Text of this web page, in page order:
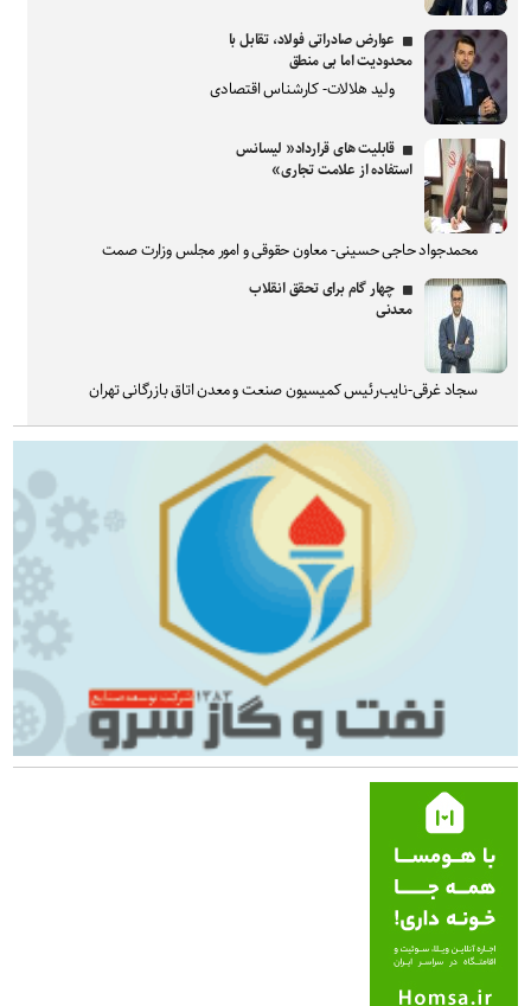
عوارض صادراتی فولاد، تقابل با
محدودیت اما بی منطق
ولید هلالات- کارشناس اقتصادی
قابلیت های قرارداد« لیسانس
استفاده از علامت تجاری»
محمدجواد حاجی حسینی- معاون حقوقی و امور مجلس وزارت صمت
چهار گام برای تحقق انقلاب
معدنی
سجاد غرقی-نایب‌رئیس کمیسیون صنعت و معدن اتاق بازرگانی تهران